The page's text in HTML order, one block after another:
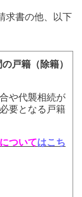
求書の他、以下
戸籍（除籍）
や代襲相続が
要となる戸籍
ついてはこち